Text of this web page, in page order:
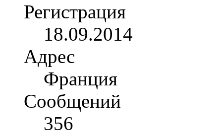
Регистрация
18.09.2014
Адрес
Франция
Сообщений
356